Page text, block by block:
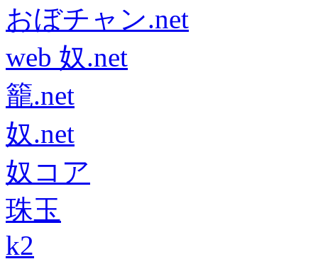
おぼチャン.net
web 奴.net
籠.net
奴.net
奴コア
珠玉
k2